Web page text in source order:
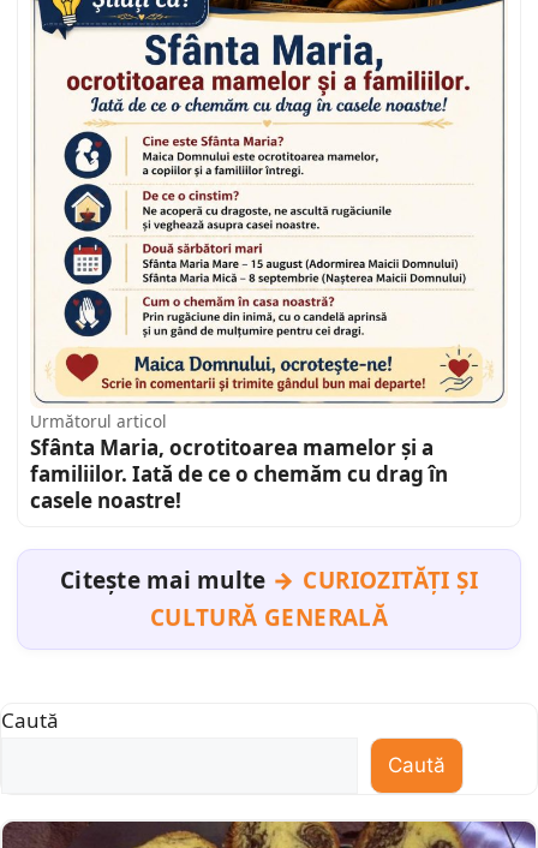
Următorul articol
Sfânta Maria, ocrotitoarea mamelor și a
familiilor. Iată de ce o chemăm cu drag în
casele noastre!
Citește mai multe
CURIOZITĂȚI ȘI
CULTURĂ GENERALĂ
Caută
Caută